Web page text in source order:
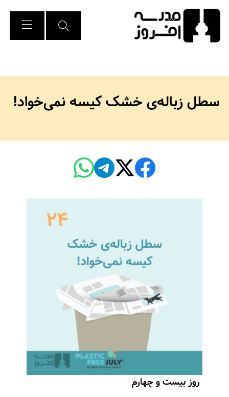
Skip
Content
سطل زباله‌ی خشک کیسه نمی‌خواد!
روز بیست و چهارم